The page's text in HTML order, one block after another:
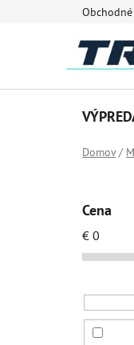
Domov /
Cena
€ 0